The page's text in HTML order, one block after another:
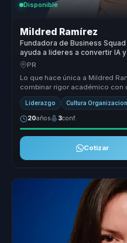
Disponible
Mildred Ramírez
Fundadora de Business
ayuda a lideres a convertir IA
responsable e impacto
PR
Lo que hace única a Mildred
combinar rigor académico con
storytelling práctico. ...
Liderazgo Cultura
20años 3conf.
Cotizar